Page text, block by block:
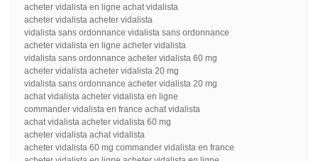
acheter vidalista en ligne achat vidalista
acheter vidalista acheter vidalista
vidalista sans ordonnance vidalista sans ordonnance
acheter vidalista en ligne acheter vidalista
vidalista sans ordonnance acheter vidalista 60 mg
acheter vidalista acheter vidalista 20 mg
vidalista sans ordonnance acheter vidalista 20 mg
achat vidalista acheter vidalista en ligne
commander vidalista en france achat vidalista
achat vidalista acheter vidalista 60 mg
acheter vidalista achat vidalista
acheter vidalista 60 mg commander vidalista en france